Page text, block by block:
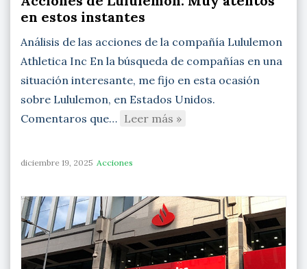
en estos instantes
Análisis de las acciones de la compañía Lululemon
Athletica Inc En la búsqueda de compañías en una
situación interesante, me fijo en esta ocasión
sobre Lululemon, en Estados Unidos.
Comentaros que… Leer más »
diciembre 19, 2025 Acciones